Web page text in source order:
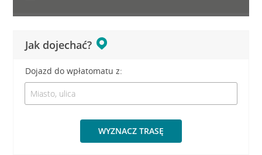
Jak dojechać?
Dojazd do wpłatomatu z:
WYZNACZ TRASĘ